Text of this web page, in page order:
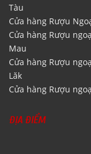
Tàu
Cửa hàng Rượu
Cửa hàng Rượu
Mau
Cửa hàng Rượu
Lăk
Cửa hàng Rượu
ĐỊA ĐIỂM